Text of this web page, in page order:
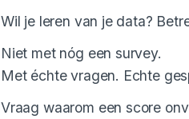
Wil je leren van je data?
Niet met nóg een survey.
Met échte vragen. Echte
Vraag waarom een score